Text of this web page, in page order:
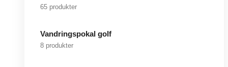
65 produkter
Vandringspokal golf
8 produkter